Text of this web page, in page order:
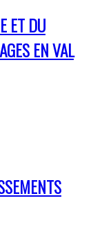
ET DU
EN VAL